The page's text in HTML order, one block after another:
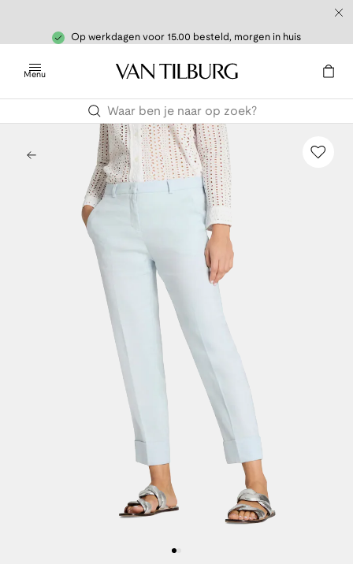
Op werkdagen voor 15.00 besteld, morgen in huis
Menu